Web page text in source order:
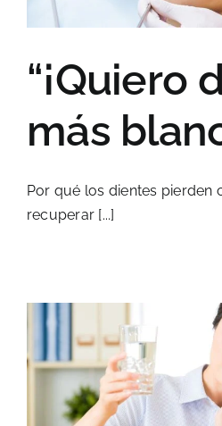
“¡Quiero
más
Por qué los dientes pierden
recuperar [...]